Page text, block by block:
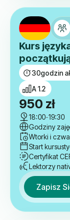
Kurs
30godzin
A 1.2
950 zł
18:00-19:30
Godziny
Wtorki i
Start kursu
Certyfikat
Lektorzy
Zapisz